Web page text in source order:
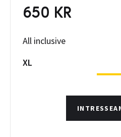
650 KR
All inclusive
XL